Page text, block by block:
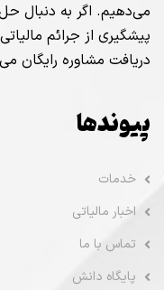
می‌دهیم. اگر به دنبال
پیشگیری از جرائم
دریافت مشاوره رایگان
پیوندها
خدمات
اخبار مالیاتی
تماس با ما
پایگاه دانش